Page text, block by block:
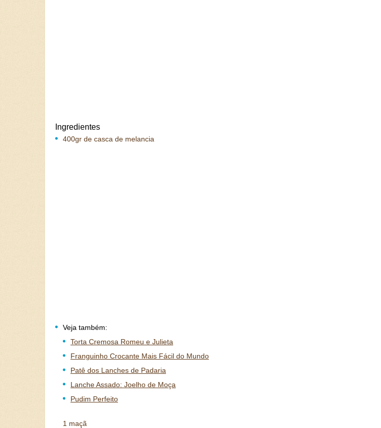
Ingredientes
400gr de casca de melancia
Veja também:
Torta Cremosa Romeu e Julieta
Franguinho Crocante Mais Fácil do Mundo
Patê dos Lanches de Padaria
Lanche Assado: Joelho de Moça
Pudim Perfeito
1 maçã